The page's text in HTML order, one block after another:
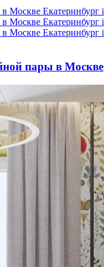
пары в Москве